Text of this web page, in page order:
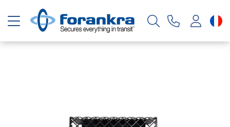
Basculer la navigation